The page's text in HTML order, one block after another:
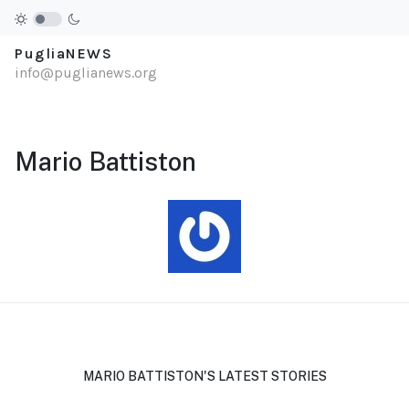
PugliaNEWS
info@puglianews.org
Mario Battiston
MARIO BATTISTON'S LATEST STORIES